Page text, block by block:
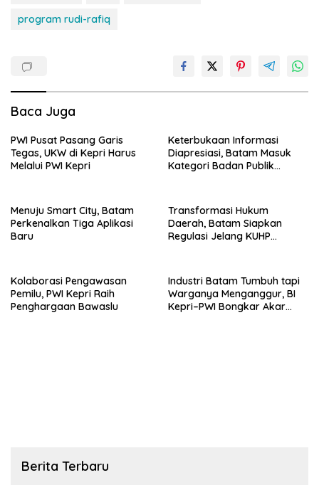
program rudi-rafiq
Baca Juga
PWI Pusat Pasang Garis
Tegas, UKW di Kepri Harus
Melalui PWI Kepri
Keterbukaan Informasi
Diapresiasi, Batam Masuk
Kategori Badan Publik
Menuju Smart City, Batam
Perkenalkan Tiga Aplikasi
Baru
Transformasi Hukum
Daerah, Batam Siapkan
Regulasi Jelang KUHP
Kolaborasi Pengawasan
Pemilu, PWI Kepri Raih
Penghargaan Bawaslu
Industri Batam Tumbuh tapi
Warganya Menganggur, BI
Kepri–PWI Bongkar Akar
Berita Terbaru